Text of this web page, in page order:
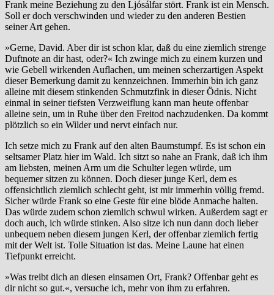
Frank meine Beziehung zu den Ljósálfar stört. Frank ist ein Mensch.
Soll er doch verschwinden und wieder zu den anderen Bestien
seiner Art gehen.
»Gerne, David. Aber dir ist schon klar, daß du eine ziemlich strenge
Duftnote an dir hast, oder?« Ich zwinge mich zu einem kurzen und
wie Gebell wirkenden Auflachen, um meinen scherzartigen Aspekt
dieser Bemerkung damit zu kennzeichnen. Immerhin bin ich ganz
alleine mit diesem stinkenden Schmutzfink in dieser Ödnis. Nicht
einmal in seiner tiefsten Verzweiflung kann man heute offenbar
alleine sein, um in Ruhe über den Freitod nachzudenken. Da kommt
plötzlich so ein Wilder und nervt einfach nur.
Ich setze mich zu Frank auf den alten Baumstumpf. Es ist schon ein
seltsamer Platz hier im Wald. Ich sitzt so nahe an Frank, daß ich ihm
am liebsten, meinen Arm um die Schulter legen würde, um
bequemer sitzen zu können. Doch dieser junge Kerl, dem es
offensichtlich ziemlich schlecht geht, ist mir immerhin völlig fremd.
Sicher würde Frank so eine Geste für eine blöde Anmache halten.
Das würde zudem schon ziemlich schwul wirken. Außerdem sagt er
doch auch, ich würde stinken. Also sitze ich nun dann doch lieber
unbequem neben diesem jungen Kerl, der offenbar ziemlich fertig
mit der Welt ist. Tolle Situation ist das. Meine Laune hat einen
Tiefpunkt erreicht.
»Was treibt dich an diesen einsamen Ort, Frank? Offenbar geht es
dir nicht so gut.«, versuche ich, mehr von ihm zu erfahren.